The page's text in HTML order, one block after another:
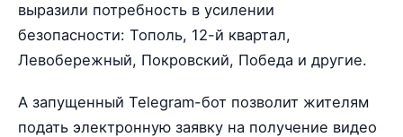
выразили потребность в усилении
безопасности: Тополь, 12-й квартал,
Левобережный, Покровский, Победа и другие.
А запущенный Telegram-бот позволит жителям
подать электронную заявку на получение видео